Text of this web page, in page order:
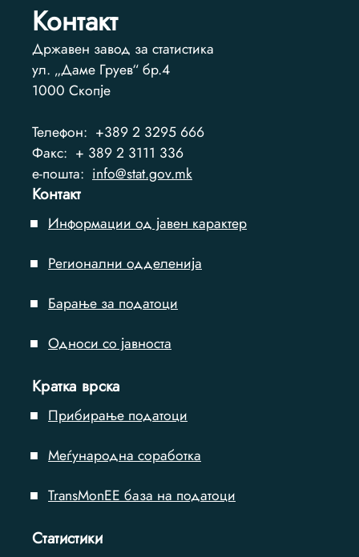
Контакт
Државен завод за статистика
ул. „Даме Груев“ бр.4
1000 Скопје
Телефон: +389 2 3295 666
Факс: + 389 2 3111 336
e-пошта: info@stat.gov.mk
Контакт
Информации од јавен карактер
Регионални одделенија
Барање за податоци
Односи со јавноста
Кратка врска
Прибирање податоци
Меѓународна соработка
TransMonEE база на податоци
Статистики